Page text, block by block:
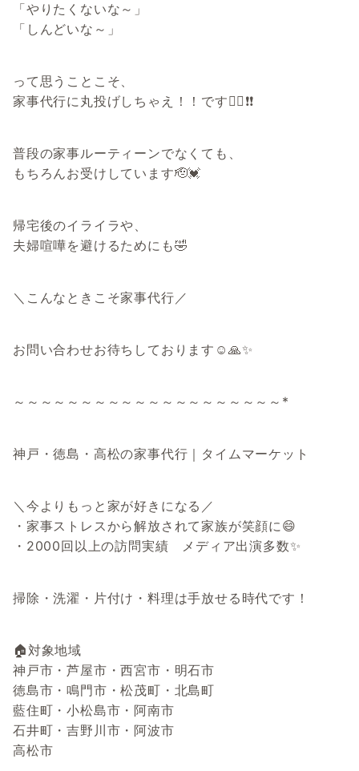
「やりたくないな～」
「しんどいな～」
って思うことこそ、
家事代行に丸投げしちゃえ！！です🙆‍♀️❗️❗️
普段の家事ルーティーンでなくても、
もちろんお受けしています🫡💓
帰宅後のイライラや、
夫婦喧嘩を避けるためにも🤣
＼こんなときこそ家事代行／
お問い合わせお待ちしております☺️🙏✨
～～～～～～～～～～～～～～～～～～～～*
神戸・徳島・高松の家事代行｜タイムマーケット
＼今よりもっと家が好きになる／
・家事ストレスから解放されて家族が笑顔に😄
・2000回以上の訪問実績 メディア出演多数✨
掃除・洗濯・片付け・料理は手放せる時代です！
🏠対象地域
神戸市・芦屋市・西宮市・明石市
徳島市・鳴門市・松茂町・北島町
藍住町・小松島市・阿南市
石井町・吉野川市・阿波市
高松市